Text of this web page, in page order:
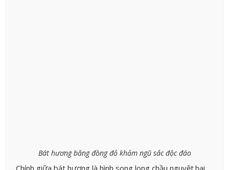
Bát hương bằng đồng đỏ khảm ngũ sắc độc đáo